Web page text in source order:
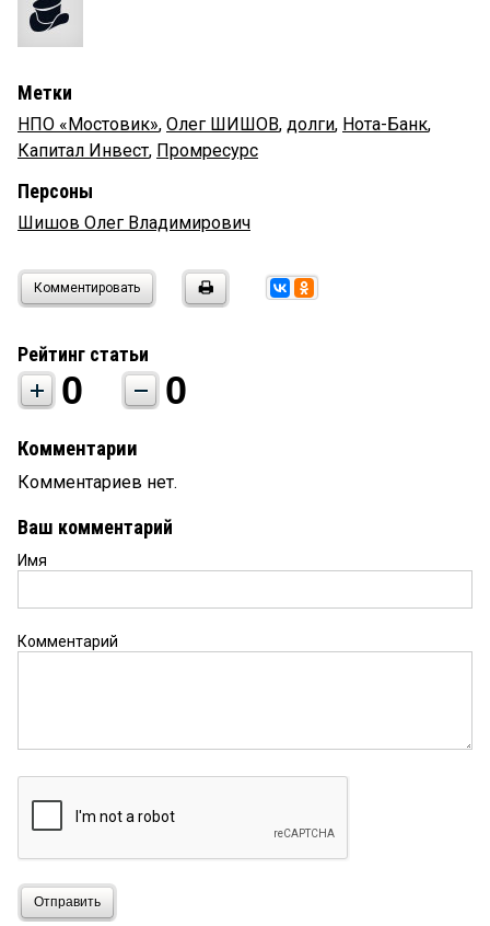
Метки
НПО «Мостовик», Олег ШИШОВ, долги, Нота-Банк,
Капитал Инвест, Промресурс
Персоны
Шишов Олег Владимирович
Комментировать
Рейтинг статьи
0 0
Комментарии
Комментариев нет.
Ваш комментарий
Имя
Комментарий
Отправить